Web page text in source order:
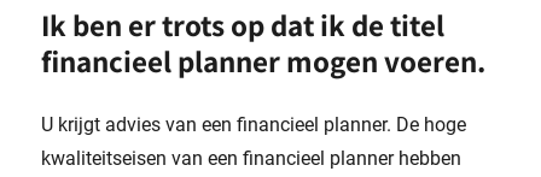
Ik ben er trots op dat ik de titel
financieel planner mogen voeren.
U krijgt advies van een financieel planner. De hoge
kwaliteitseisen van een financieel planner hebben